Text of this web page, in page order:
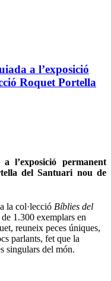
a l’exposició
Roquet Portella
l’exposició permanent
del Santuari nou de
la col·lecció Bíblies del
1.300 exemplars en
reuneix peces úniques,
parlants, fet que la
singulars del món.